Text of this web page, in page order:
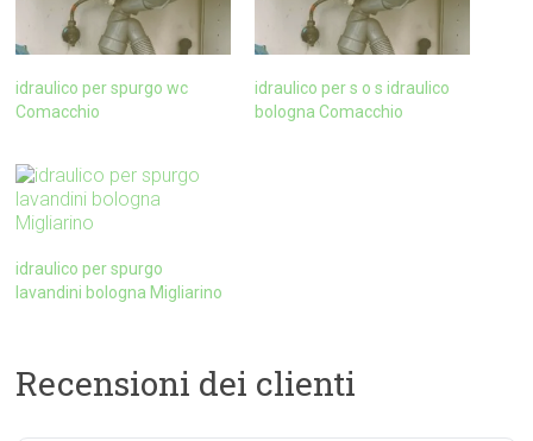
idraulico per spurgo wc
Comacchio
idraulico per s o s idraulico
bologna Comacchio
idraulico per spurgo
lavandini bologna Migliarino
Recensioni dei clienti